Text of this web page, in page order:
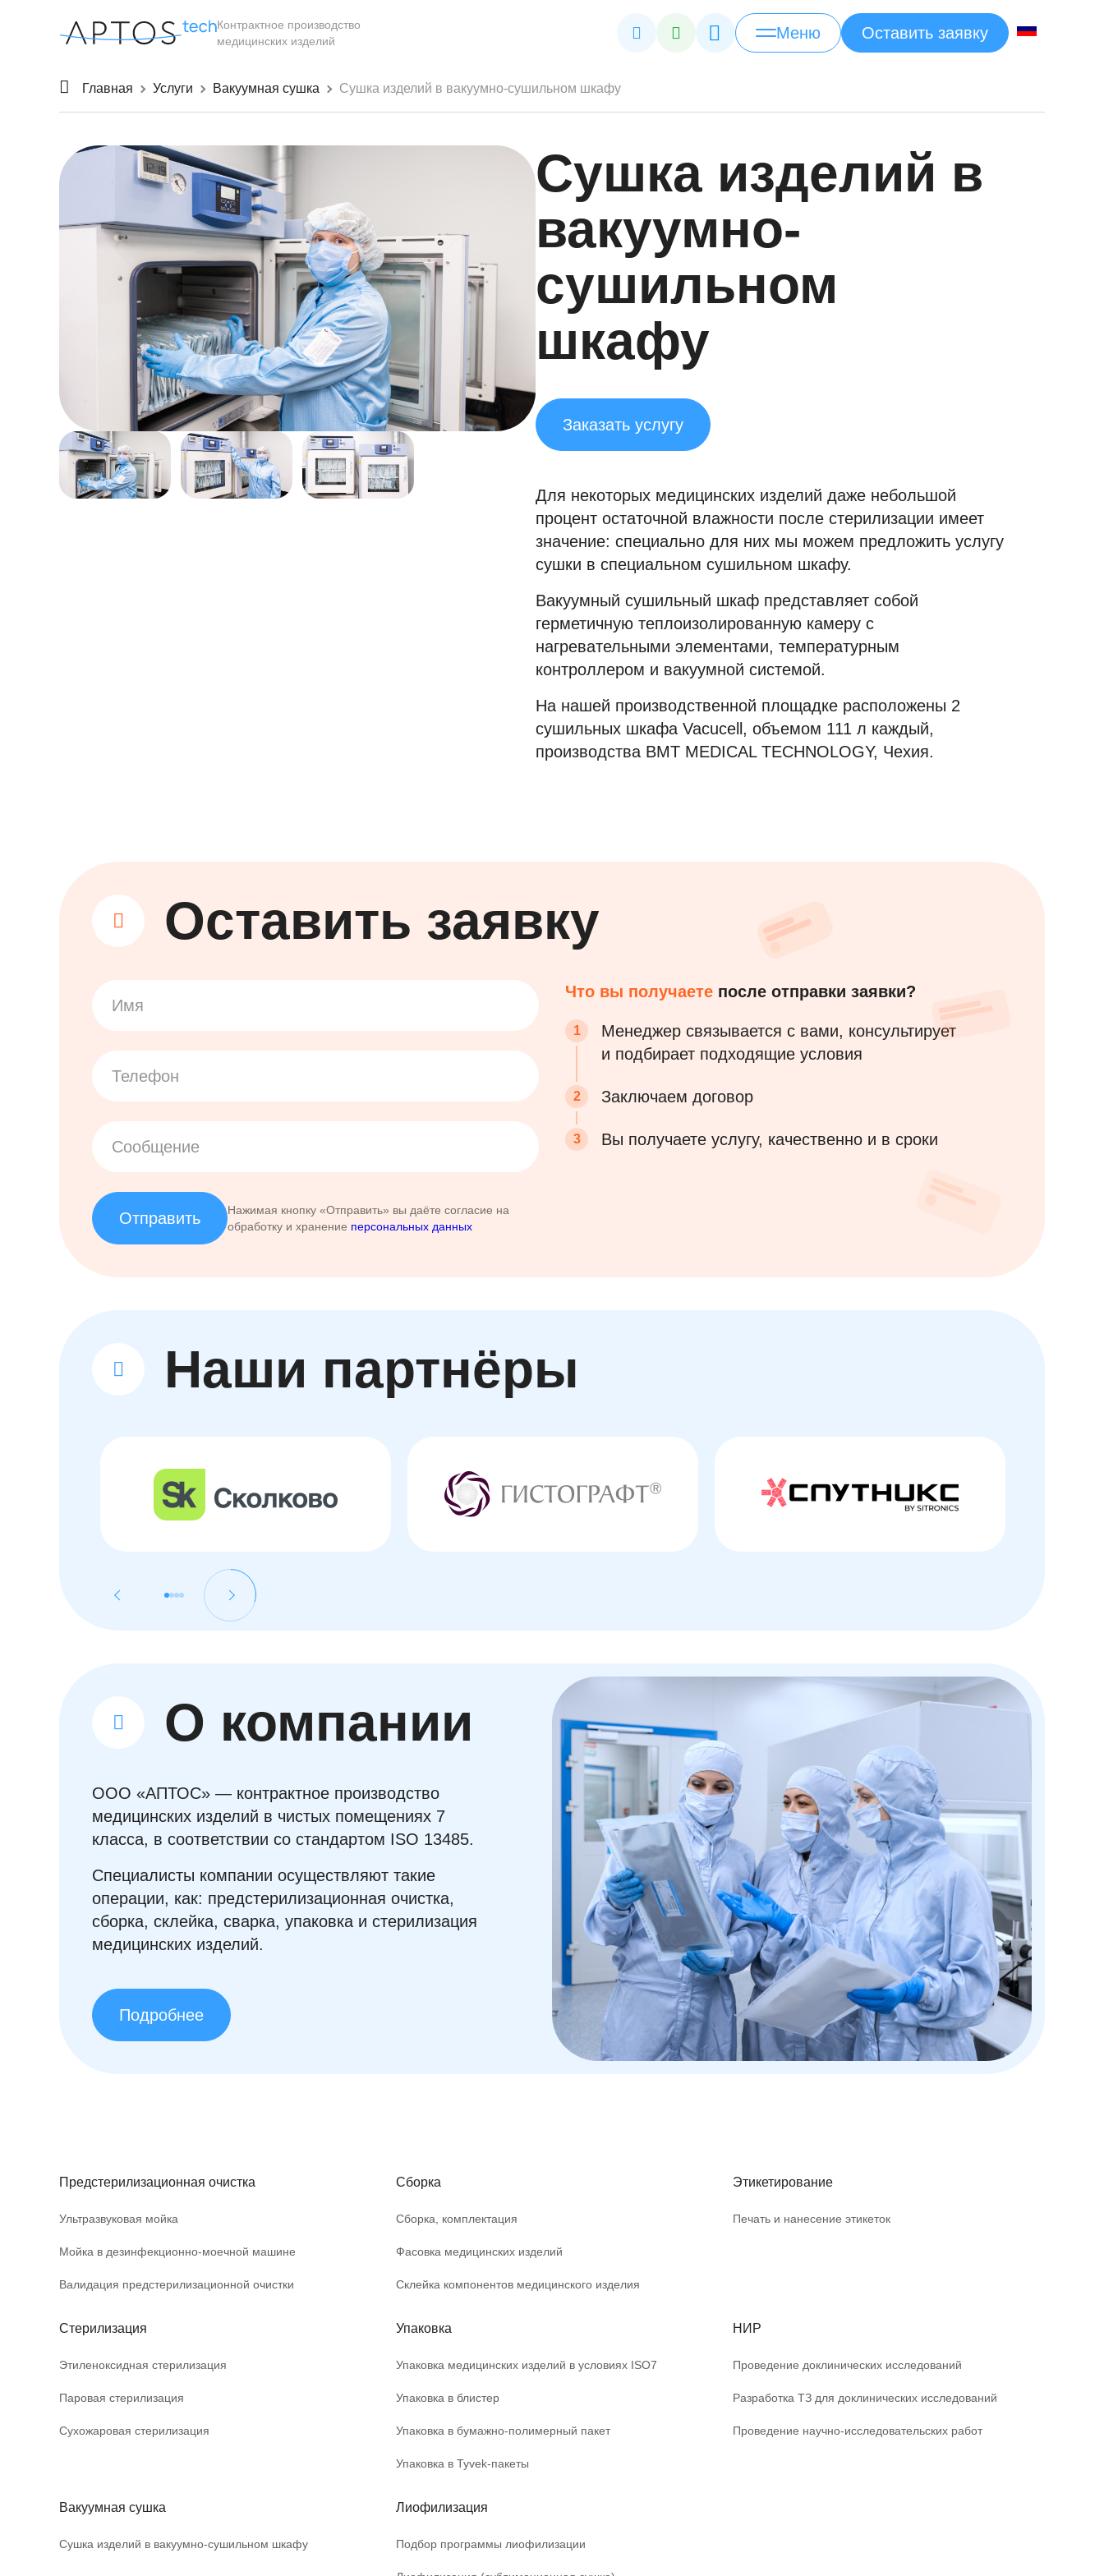
Контрактное производство
медицинских изделий
Меню Оставить заявку
Главная Услуги Вакуумная сушка Сушка изделий в вакуумно-сушильном шкафу
Сушка изделий в
вакуумно-
сушильном
шкафу
Заказать услугу
Для некоторых медицинских изделий даже небольшой
процент остаточной влажности после стерилизации имеет
значение: специально для них мы можем предложить услугу
сушки в специальном сушильном шкафу.
Вакуумный сушильный шкаф представляет собой
герметичную теплоизолированную камеру с
нагревательными элементами, температурным
контроллером и вакуумной системой.
На нашей производственной площадке расположены 2
сушильных шкафа Vacucell, объемом 111 л каждый,
производства BMT MEDICAL TECHNOLOGY, Чехия.
Оставить заявку
Отправить
Нажимая кнопку «Отправить» вы даёте согласие на
обработку и хранение персональных данных
Что вы получаете после отправки заявки?
Менеджер связывается с вами, консультирует
и подбирает подходящие условия
Заключаем договор
Вы получаете услугу, качественно и в сроки
Наши партнёры
О компании
ООО «АПТОС» — контрактное производство
медицинских изделий в чистых помещениях 7
класса, в соответствии со стандартом ISO 13485.
Специалисты компании осуществляют такие
операции, как: предстерилизационная очистка,
сборка, склейка, сварка, упаковка и стерилизация
медицинских изделий.
Подробнее
Предстерилизационная очистка
Ультразвуковая мойка
Мойка в дезинфекционно-моечной машине
Валидация предстерилизационной очистки
Сборка
Сборка, комплектация
Фасовка медицинских изделий
Склейка компонентов медицинского изделия
Этикетирование
Печать и нанесение этикеток
Стерилизация
Этиленоксидная стерилизация
Паровая стерилизация
Сухожаровая стерилизация
Упаковка
Упаковка медицинских изделий в условиях ISO7
Упаковка в блистер
Упаковка в бумажно-полимерный пакет
Упаковка в Tyvek-пакеты
НИР
Проведение доклинических исследований
Разработка ТЗ для доклинических исследований
Проведение научно-исследовательских работ
Вакуумная сушка
Сушка изделий в вакуумно-сушильном шкафу
Лиофилизация
Подбор программы лиофилизации